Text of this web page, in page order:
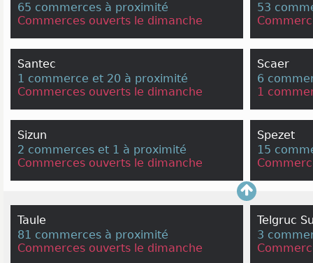
65 commerces à proximité
Commerces ouverts le dimanche
53
Santec
1 commerce et 20 à proximité
Commerces ouverts le dimanche
Scaer
6
1
Sizun
2 commerces et 1 à proximité
Commerces ouverts le dimanche
Spezet
15
Taule
81 commerces à proximité
Commerces ouverts le dimanche
Telgruc
3